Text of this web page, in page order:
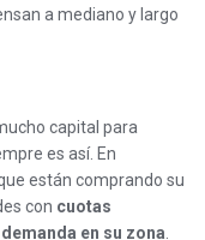
a mediano y largo
capital para
es así. En
están comprando su
con cuotas
en su zona.